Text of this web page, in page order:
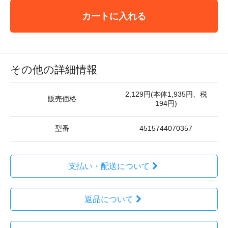
カートに入れる
その他の詳細情報
販売価格
2,129円(本体1,935円、税
194円)
型番 4515744070357
支払い・配送について
返品について